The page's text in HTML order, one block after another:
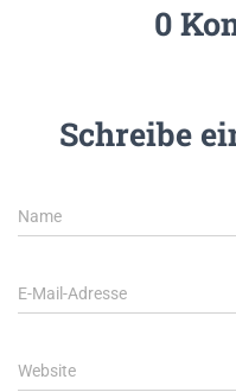
0
Schreibe
Name
E-Mail-Adresse
Website